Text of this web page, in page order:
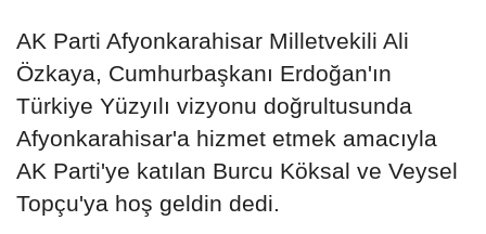
AK Parti Afyonkarahisar Milletvekili Ali
Özkaya, Cumhurbaşkanı Erdoğan'ın
Türkiye Yüzyılı vizyonu doğrultusunda
Afyonkarahisar'a hizmet etmek amacıyla
AK Parti'ye katılan Burcu Köksal ve Veysel
Topçu'ya hoş geldin dedi.